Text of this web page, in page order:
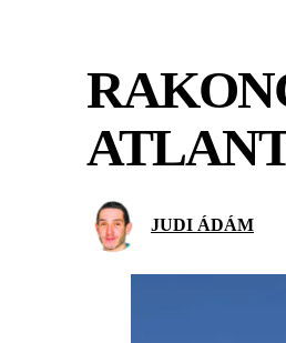
JUDI ÁDÁM